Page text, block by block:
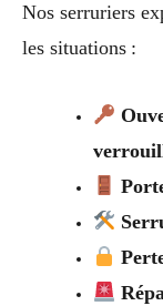
Nos serruriers
les situations :